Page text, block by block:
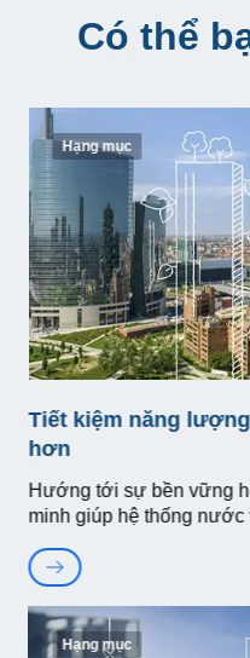
Có thể
Hạng mục
Tiết kiệm năng
hơn
Hướng tới sự bền vững
minh giúp hệ thống nước
Hạng mục